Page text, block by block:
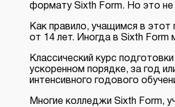
формату Sixth Form. Но это не
Как правило, учащимся в
от 14 лет. Иногда в Sixth
Классический курс
ускоренном порядке, за год
интенсивного годового
Многие колледжи Sixth Form,